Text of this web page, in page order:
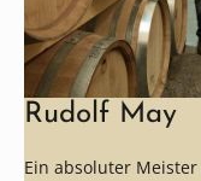
Rudolf May
Ein absoluter